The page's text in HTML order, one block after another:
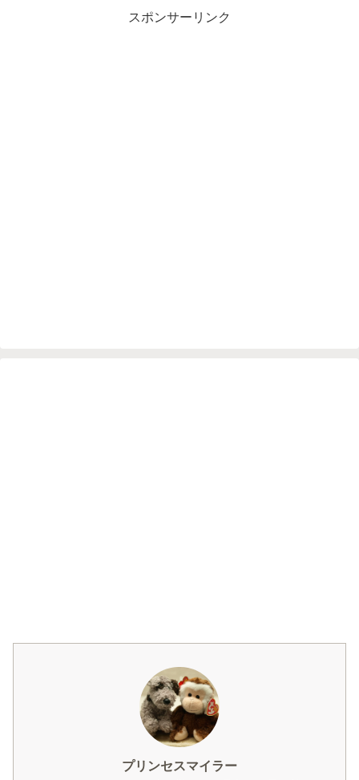
スポンサーリンク
プリンセスマイラー